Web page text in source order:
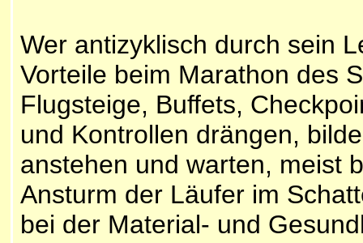
Wer antizyklisch durch sein
Vorteile beim Marathon des
Flugsteige, Buffets,
und Kontrollen drängen,
anstehen und warten, meist
Ansturm der Läufer im
bei der Material- und